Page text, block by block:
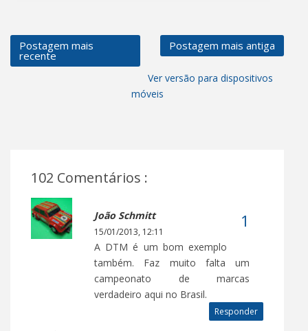
Postagem mais
recente
Postagem mais antiga
Ver versão para dispositivos
móveis
102 Comentários :
João Schmitt
15/01/2013, 12:11
A DTM é um bom exemplo
também. Faz muito falta um
campeonato de marcas
verdadeiro aqui no Brasil.
Responder